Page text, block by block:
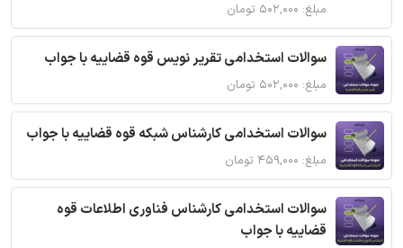
مبلغ: ۵۰۲,۰۰۰ تومان
سوالات استخدامی تقریر نویس قوه قضاییه با جواب
مبلغ: ۵۰۲,۰۰۰ تومان
سوالات استخدامی کارشناس شبکه قوه قضاییه با جواب
مبلغ: ۴۵۹,۰۰۰ تومان
سوالات استخدامی کارشناس فناوری اطلاعات قوه
قضاییه با جواب